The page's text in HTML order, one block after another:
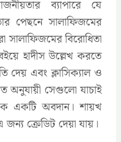
ব্যাপারে যে
পেছনে সালাফিজমের
সালাফিজমের বিরোধিতা
হাদীস উল্লেখ করতে
দেয় এবং ক্লাসিক্যাল ও
অনুযায়ী সেগুলো যাচাই
একটি অবদান। শায়খ
ক্রেডিট দেয়া যায়।